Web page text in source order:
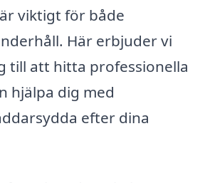
viktigt för både
Här erbjuder vi
till att hitta professionella
hjälpa dig med
efter dina